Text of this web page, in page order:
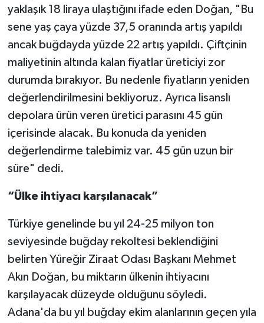
yaklaşık 18 liraya ulaştığını ifade eden Doğan, "Bu
sene yaş çaya yüzde 37,5 oranında artış yapıldı
ancak buğdayda yüzde 22 artış yapıldı. Çiftçinin
maliyetinin altında kalan fiyatlar üreticiyi zor
durumda bırakıyor. Bu nedenle fiyatların yeniden
değerlendirilmesini bekliyoruz. Ayrıca lisanslı
depolara ürün veren üretici parasını 45 gün
içerisinde alacak. Bu konuda da yeniden
değerlendirme talebimiz var. 45 gün uzun bir
süre" dedi.
“Ülke ihtiyacı karşılanacak”
Türkiye genelinde bu yıl 24-25 milyon ton
seviyesinde buğday rekoltesi beklendiğini
belirten Yüreğir Ziraat Odası Başkanı Mehmet
Akın Doğan, bu miktarın ülkenin ihtiyacını
karşılayacak düzeyde olduğunu söyledi.
Adana'da bu yıl buğday ekim alanlarının geçen yıla